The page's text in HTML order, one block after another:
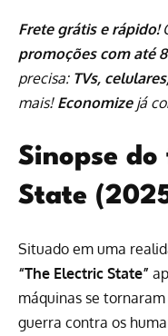
Frete grátis e rápido!
promoções com até
precisa: TVs,
mais! Economizejá
Sinopse
State
Situado em uma
“The Electric State”
máquinas se
guerra contra os